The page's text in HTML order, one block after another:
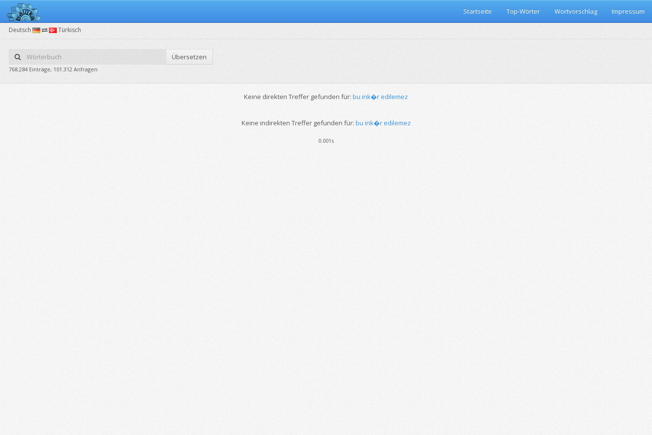
Startseite Top-Wörter Wortvorschlag Impressum
Deutsch Türkisch
Übersetzen
768.284 Einträge, 101.312 Anfragen
Keine direkten Treffer gefunden für: bu ink�r edilemez
Keine indirekten Treffer gefunden für: bu ink�r edilemez
0.001s